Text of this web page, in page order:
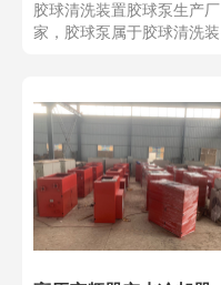
胶球清洗装置胶球泵生产厂
家，胶球泵属于胶球清洗装